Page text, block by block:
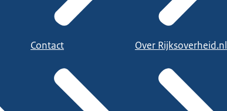
Contact Over Rijksoverheid.nl